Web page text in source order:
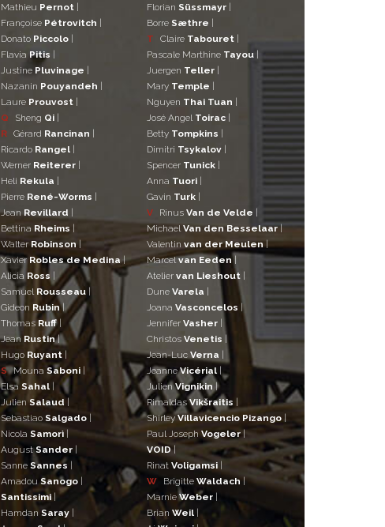
Mathieu Pernot |
Françoise Pétrovitch |
Donato Piccolo |
Flavia Pitis |
Justine Pluvinage |
Nazanin Pouyandeh |
Laure Prouvost |
Q
Sheng Qi |
R Gérard Rancinan |
Ricardo Rangel |
Werner Reiterer |
Heli Rekula |
Pierre René-Worms |
Jean Revillard |
Bettina Rheims |
Walter Robinson|
Xavier Robles de Medina |
Alicia Ross |
Samuel Rousseau |
Gideon Rubin|
ThomasRuff|
Jean Rustin|
Hugo Ruyant |
S Mouna Saboni |
Elsa Sahal |
JulienSalaud |
Sebastiao Salgado |
Nicola Samorì |
AugustSander |
Sanne Sannes |
Amadou Sanogo |
Santissimi |
Hamdan Saray |
Florian Süssmayr |
Borre Sæthre |
T
Claire Tabouret |
Pascale Marthine Tayou |
Juergen Teller |
Mary Temple |
Nguyen Thai Tuan |
José Angel Toirac |
Betty Tompkins |
Dimitri Tsykalov |
Spencer Tunick |
Anna Tuori |
Gavin Turk |
V
Rinus Van de Velde |
Michael Van den Besselaar|
Valentin van der Meulen|
Marcelvan Eeden|
Atelier van Lieshout |
Dune Varela |
Joana Vasconcelos |
Jennifer Vasher |
Christos Venetis |
Jean-Luc Verna |
JeanneVicérial |
JulienVignikin |
RimaldasVikšraitis |
ShirleyVillavicencio Pizango |
Paul Joseph Vogeler |
VOID|
Rinat Voligamsi |
W
Brigitte Waldach|
Marnie Weber |
Brian Weil |